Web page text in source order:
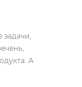
задачи,
А